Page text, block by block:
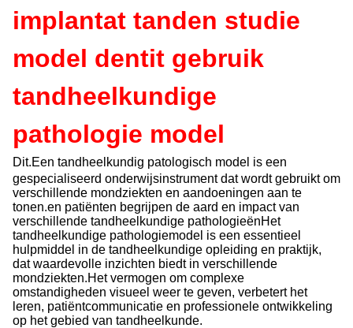
implantat tanden studie
model dentit gebruik
tandheelkundige
pathologie model
Dit.Een tandheelkundig patologisch model is een
gespecialiseerd onderwijsinstrument dat wordt gebruikt om
verschillende mondziekten en aandoeningen aan te
tonen.en patiënten begrijpen de aard en impact van
verschillende tandheelkundige pathologieënHet
tandheelkundige pathologiemodel is een essentieel
hulpmiddel in de tandheelkundige opleiding en praktijk,
dat waardevolle inzichten biedt in verschillende
mondziekten.Het vermogen om complexe
omstandigheden visueel weer te geven, verbetert het
leren, patiëntcommunicatie en professionele ontwikkeling
op het gebied van tandheelkunde.